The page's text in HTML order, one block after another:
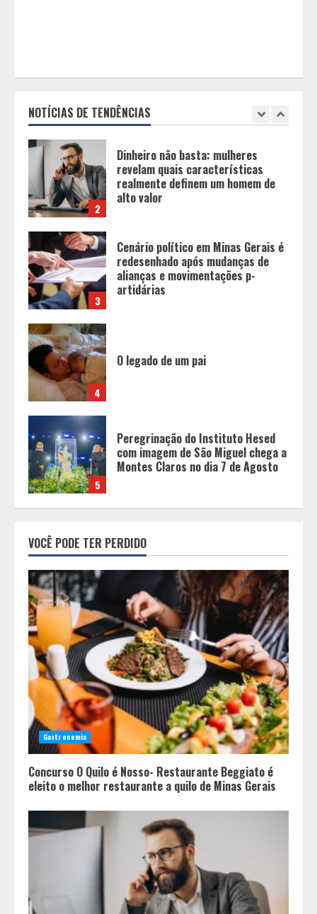
NOTÍCIAS DE TENDÊNCIAS
2
revelam quais características
alto valor
3
Cenário político em Minas Gerais é
redesenhado após mudanças de
alianças e movimentações p-
artidárias
4
O legado de um pai
5
com imagem de São Miguel chega a
1
Concurso O Quilo é Nosso-
Restaurante Beggiato é eleito o
melhor restaurante a quilo de
Minas Gerais
2
revelam quais características
realmente definem um homem de
alto valor
Cenário político em Minas Gerais é
redesenhado após mudanças de
alianças e movimentações p-
artidárias
O legado de um pai
VOCÊ PODE TER PERDIDO
Gastronomia
Concurso O Quilo é Nosso- Restaurante Beggiato é
eleito o melhor restaurante a quilo de Minas Gerais